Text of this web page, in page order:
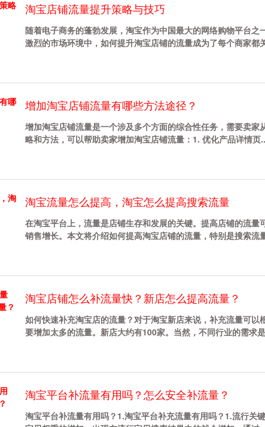
淘宝店铺流量提升策略与技巧
随着电子商务的蓬勃发展，淘宝作为中国最大的网络购物平台
激烈的市场环境中，如何提升淘宝店铺的流量成为了每个商家都
增加淘宝店铺流量有哪些方法途径？
增加淘宝店铺流量是一个涉及多个方面的综合性任务，需要卖
略和方法，可以帮助卖家增加淘宝店铺流量：1. 优化产品详情页
淘宝流量怎么提高，淘宝怎么提高搜索流量
在淘宝平台上，流量是店铺生存和发展的关键。提高店铺的流
销售增长。本文将介绍如何提高淘宝店铺的流量，特别是搜索流
淘宝店铺怎么补流量快？新店怎么提高流量？
如何快速补充淘宝店的流量？对于淘宝新店来说，补充流量可
要增加太多的流量。新店大约有100家。当然，不同行业的需求
淘宝平台补流量有用吗？怎么安全补流量？
淘宝平台补流量有用吗？1.淘宝平台补充流量有用吗？1.流行关